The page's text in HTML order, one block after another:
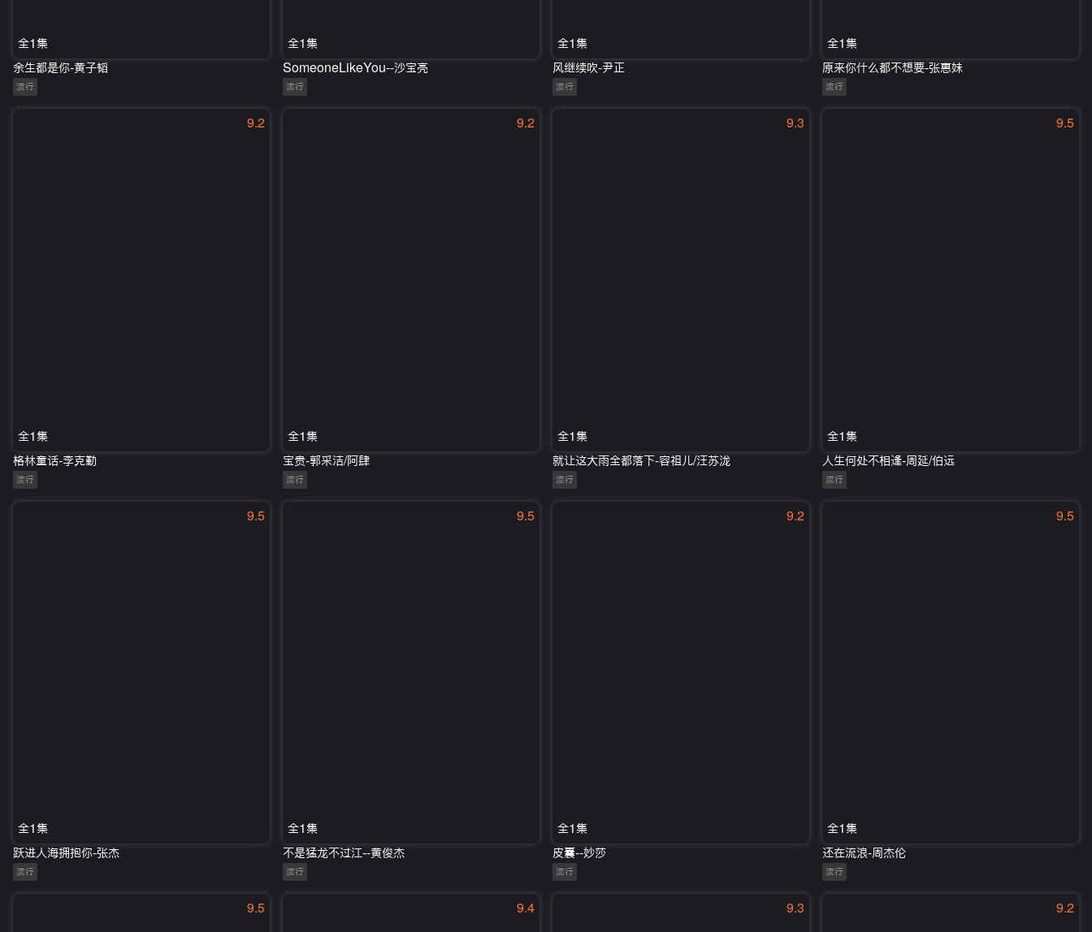
全1集
余生都是你-黄子韬
流行
全1集
SomeoneLikeYou--沙宝亮
流行
全1集
风继续吹-尹正
流行
全1集
原来你什么都不想要-张惠妹
流行
9.2
全1集
格林童话-李克勤
流行
9.2
全1集
宝贵-郭采洁/阿肆
流行
9.3
全1集
就让这大雨全都落下-容祖儿/汪苏泷
流行
9.5
全1集
人生何处不相逢-周延/伯远
流行
9.5
全1集
跃进人海拥抱你-张杰
流行
9.5
全1集
不是猛龙不过江--黄俊杰
流行
9.2
全1集
皮囊--妙莎
流行
9.5
全1集
还在流浪-周杰伦
流行
9.5 9.4 9.3 9.2